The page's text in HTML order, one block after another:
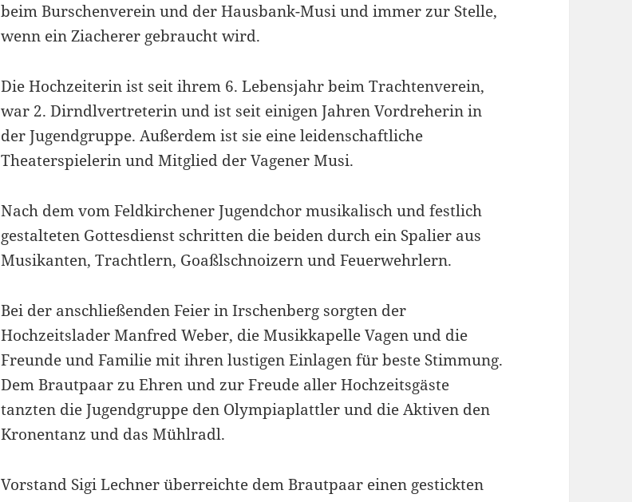
beim Burschenverein und der Hausbank-Musi und immer zur Stelle,
wenn ein Ziacherer gebraucht wird.
Die Hochzeiterin ist seit ihrem 6. Lebensjahr beim Trachtenverein,
war 2. Dirndlvertreterin und ist seit einigen Jahren Vordreherin in
der Jugendgruppe. Außerdem ist sie eine leidenschaftliche
Theaterspielerin und Mitglied der Vagener Musi.
Nach dem vom Feldkirchener Jugendchor musikalisch und festlich
gestalteten Gottesdienst schritten die beiden durch ein Spalier aus
Musikanten, Trachtlern, Goaßlschnoizern und Feuerwehrlern.
Bei der anschließenden Feier in Irschenberg sorgten der
Hochzeitslader Manfred Weber, die Musikkapelle Vagen und die
Freunde und Familie mit ihren lustigen Einlagen für beste Stimmung.
Dem Brautpaar zu Ehren und zur Freude aller Hochzeitsgäste
tanzten die Jugendgruppe den Olympiaplattler und die Aktiven den
Kronentanz und das Mühlradl.
Vorstand Sigi Lechner überreichte dem Brautpaar einen gestickten